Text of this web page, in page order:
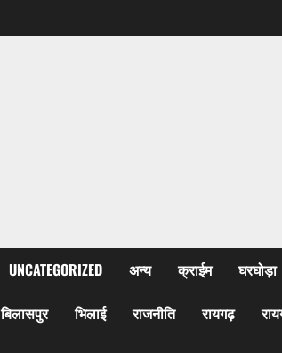
UNCATEGORIZED अन्य क्राईम घरघोड़ा
बिलासपुर भिलाई राजनीति रायगढ़